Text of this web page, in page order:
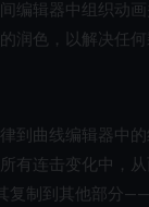
编辑器中组织动
润色，以解决任何
到曲线编辑器中
有连击变化中，
复制到其他部分